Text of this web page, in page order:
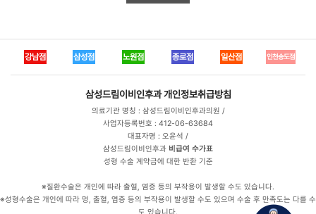
강남점 삼성점 노원점 종로점 일산점 인천송도점
삼성드림이비인후과 개인정보취급방침
의료기관 명칭 : 삼성드림이비인후과의원 /
사업자등록번호 : 412-06-63684
대표자명 : 오윤석 /
삼성드림이비인후과 비급여 수가표
성형 수술 계약금에 대한 반환 기준
※질환수술은 개인에 따라 출혈, 염증 등의 부작용이 발생할 수도 있습니다.
※성형수술은 개인에 따라 멍, 출혈, 염증 등의 부작용이 발생할 수도 있으며 수술 후 만족도는 다를 수
도 있습니다.